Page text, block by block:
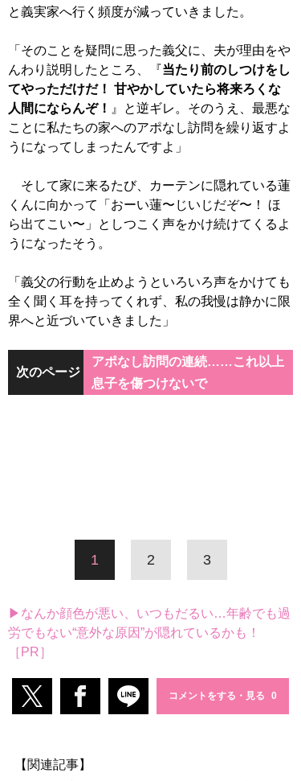
と義実家へ行く頻度が減っていきました。
「そのことを疑問に思った義父に、夫が理由をや
んわり説明したところ、『当たり前のしつけをし
てやっただけだ！ 甘やかしていたら将来ろくな
人間にならんぞ！ 』と逆ギレ。そのうえ、最悪な
ことに私たちの家へのアポなし訪問を繰り返すよ
うになってしまったんですよ」
そして家に来るたび、カーテンに隠れている蓮
くんに向かって「おーい蓮〜じいじだぞ〜！ ほ
ら出てこい〜」としつこく声をかけ続けてくるよ
うになったそう。
「義父の行動を止めようといろいろ声をかけても
全く聞く耳を持ってくれず、私の我慢は静かに限
界へと近づいていきました」
次のページ
アポなし訪問の連続……これ以上
息子を傷つけないで
1 2 3
▶なんか顔色が悪い、いつもだるい…年齢でも過
労でもない“意外な原因”が隠れているかも！
［PR］
コメントをする・見る
【関連記事】